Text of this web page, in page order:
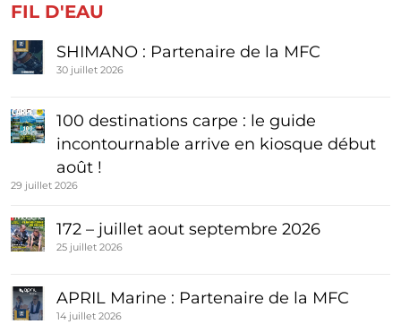
FIL D'EAU
SHIMANO : Partenaire de la MFC
30 juillet 2026
100 destinations carpe : le guide
incontournable arrive en kiosque début
août !
29 juillet 2026
172 – juillet aout septembre 2026
25 juillet 2026
APRIL Marine : Partenaire de la MFC
14 juillet 2026